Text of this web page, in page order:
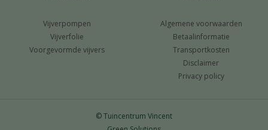
Vijverpompen
Vijverfolie
Voorgevormde vijvers
Algemene voorwaarden
Betaalinformatie
Transportkosten
Disclaimer
Privacy policy
© Tuincentrum Vincent